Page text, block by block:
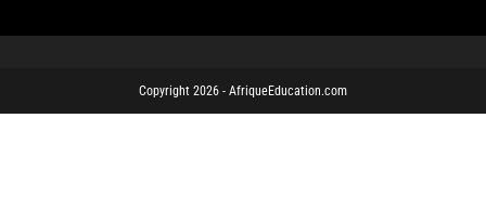
Copyright 2026 - AfriqueEducation.com